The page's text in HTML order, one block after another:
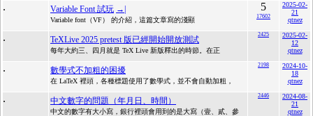
. Variable Font 試玩 →|
Variable font（VF） 的介紹，這篇文章寫的淺顯
5
17602
2025-02-
21
qtnez
. TeXLive 2025 pretest 版已經開始開放測試
每年大約三、四月就是 TeX Live 新版釋出的時節。在正
2425
2025-02-
12
qtnez
. 數學式不加粗的困擾
在 LaTeX 裡頭，各種標題使用了數學式，並不會自動加粗，
2198
2024-10-
18
qtnez
. 中文數字的問題（年月日、時間）
中文的數字有大小寫，銀行裡頭會用到的是大寫（壹、貳、參
2446
2024-08-
21
qtnez